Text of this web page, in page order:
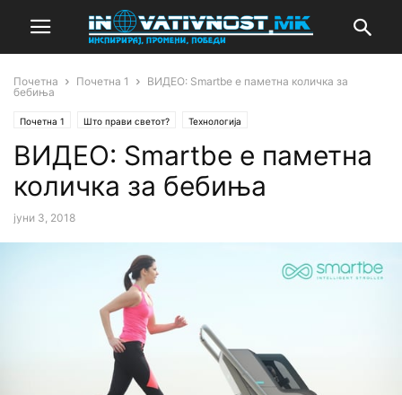
Почетна Почетна 1
ВИДЕО: Smartbe е паметна количка за
бебиња
Почетна 1 Што прави светот? Технологија
ВИДЕО: Smartbe е паметна
количка за бебиња
јуни 3, 2018